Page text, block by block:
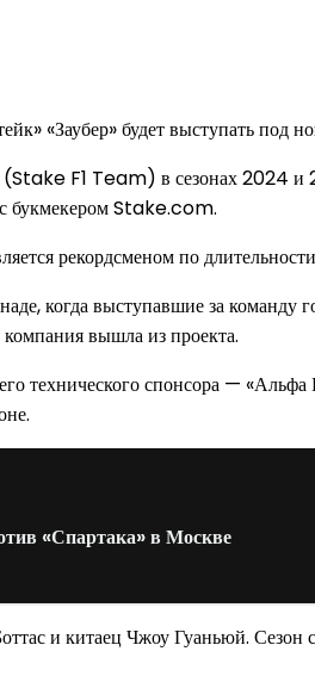
«Заубер» будет выступать под
(Stake F1 Team) в сезонах
с букмекером Stake.com.
рекордсменом по
когда выступавшие за
вышла из проекта.
технического спонсора —
«Спартака» в Москве
и китаец Чжоу Гуаньюй. Сезон